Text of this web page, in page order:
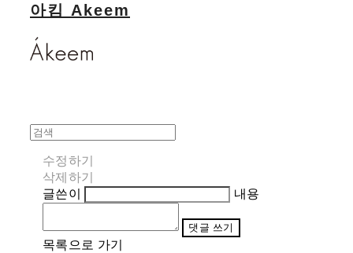
아킴 Akeem
수정하기
삭제하기
글쓴이
내용
댓글 쓰기
목록으로 가기